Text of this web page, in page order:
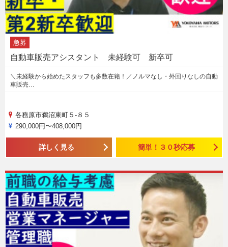
急募
自動車販売アシスタント 未経験可 新卒可
＼未経験から始めたスタッフも多数在籍！／ノルマなし・外回りなしの自動
車販売…
各務原市鵜沼東町５-８５
290,000円〜408,000円
詳しく見る 簡単！３０秒応募